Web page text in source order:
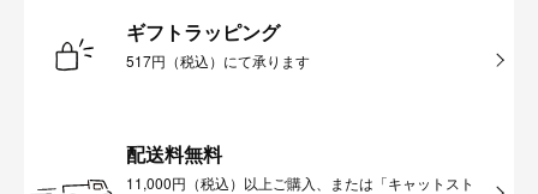
ギフトラッピング
517円（税込）にて承ります
配送料無料
11,000円（税込）以上ご購入、または「キャットスト